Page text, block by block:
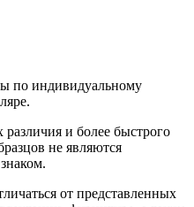
по индивидуальному
и более быстрого
не являются
от представленных